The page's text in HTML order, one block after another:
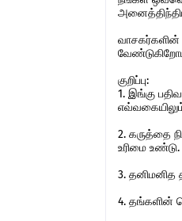
வாசகர்களின்
குறிப்பு:
1. இங்கு
2. கருத்தை
உரிமை உண்டு.
3. தனிமனித
4. தங்களின்